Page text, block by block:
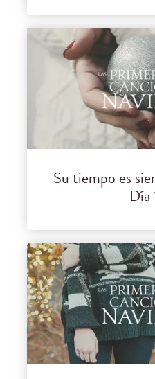
Su tiempo es
Día